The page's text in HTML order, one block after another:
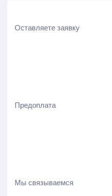
Оставляете заявку
Предоплата
Мы связываемся